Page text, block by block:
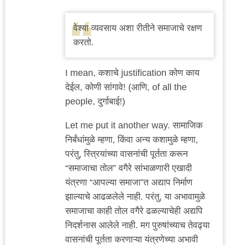
वेश्या व्यवसाय अशा रीतीने समाजाचे रक्षण
करतो.
I mean, कशाचे justification कोण काय
देईल, कोणी सांगावे! (आणि, of all the
people, दुर्गाबाई!)
Let me put it another way. सामाजिक
निर्बंधांमुळे म्हणा, किंवा अन्य कशामुळे म्हणा,
परंतु, स्त्रियांच्या वासनांची पूर्तता करून
“समाजाचा तोल” वगैरे सांभाळणारी एखादी
यंत्रणा “आपल्या समाजा”त अद्याप निर्माण
झाल्याचे आढळलेले नाही. परंतु, या अभावामुळे
समाजाचा काही तोल वगैरे ढळल्याचेही अद्यपि
निदर्शनास आलेले नाही. मग पुरुषांच्याच तेवढ्या
वासनांची पूर्तता करणाऱ्या यंत्रणेच्या अभावी